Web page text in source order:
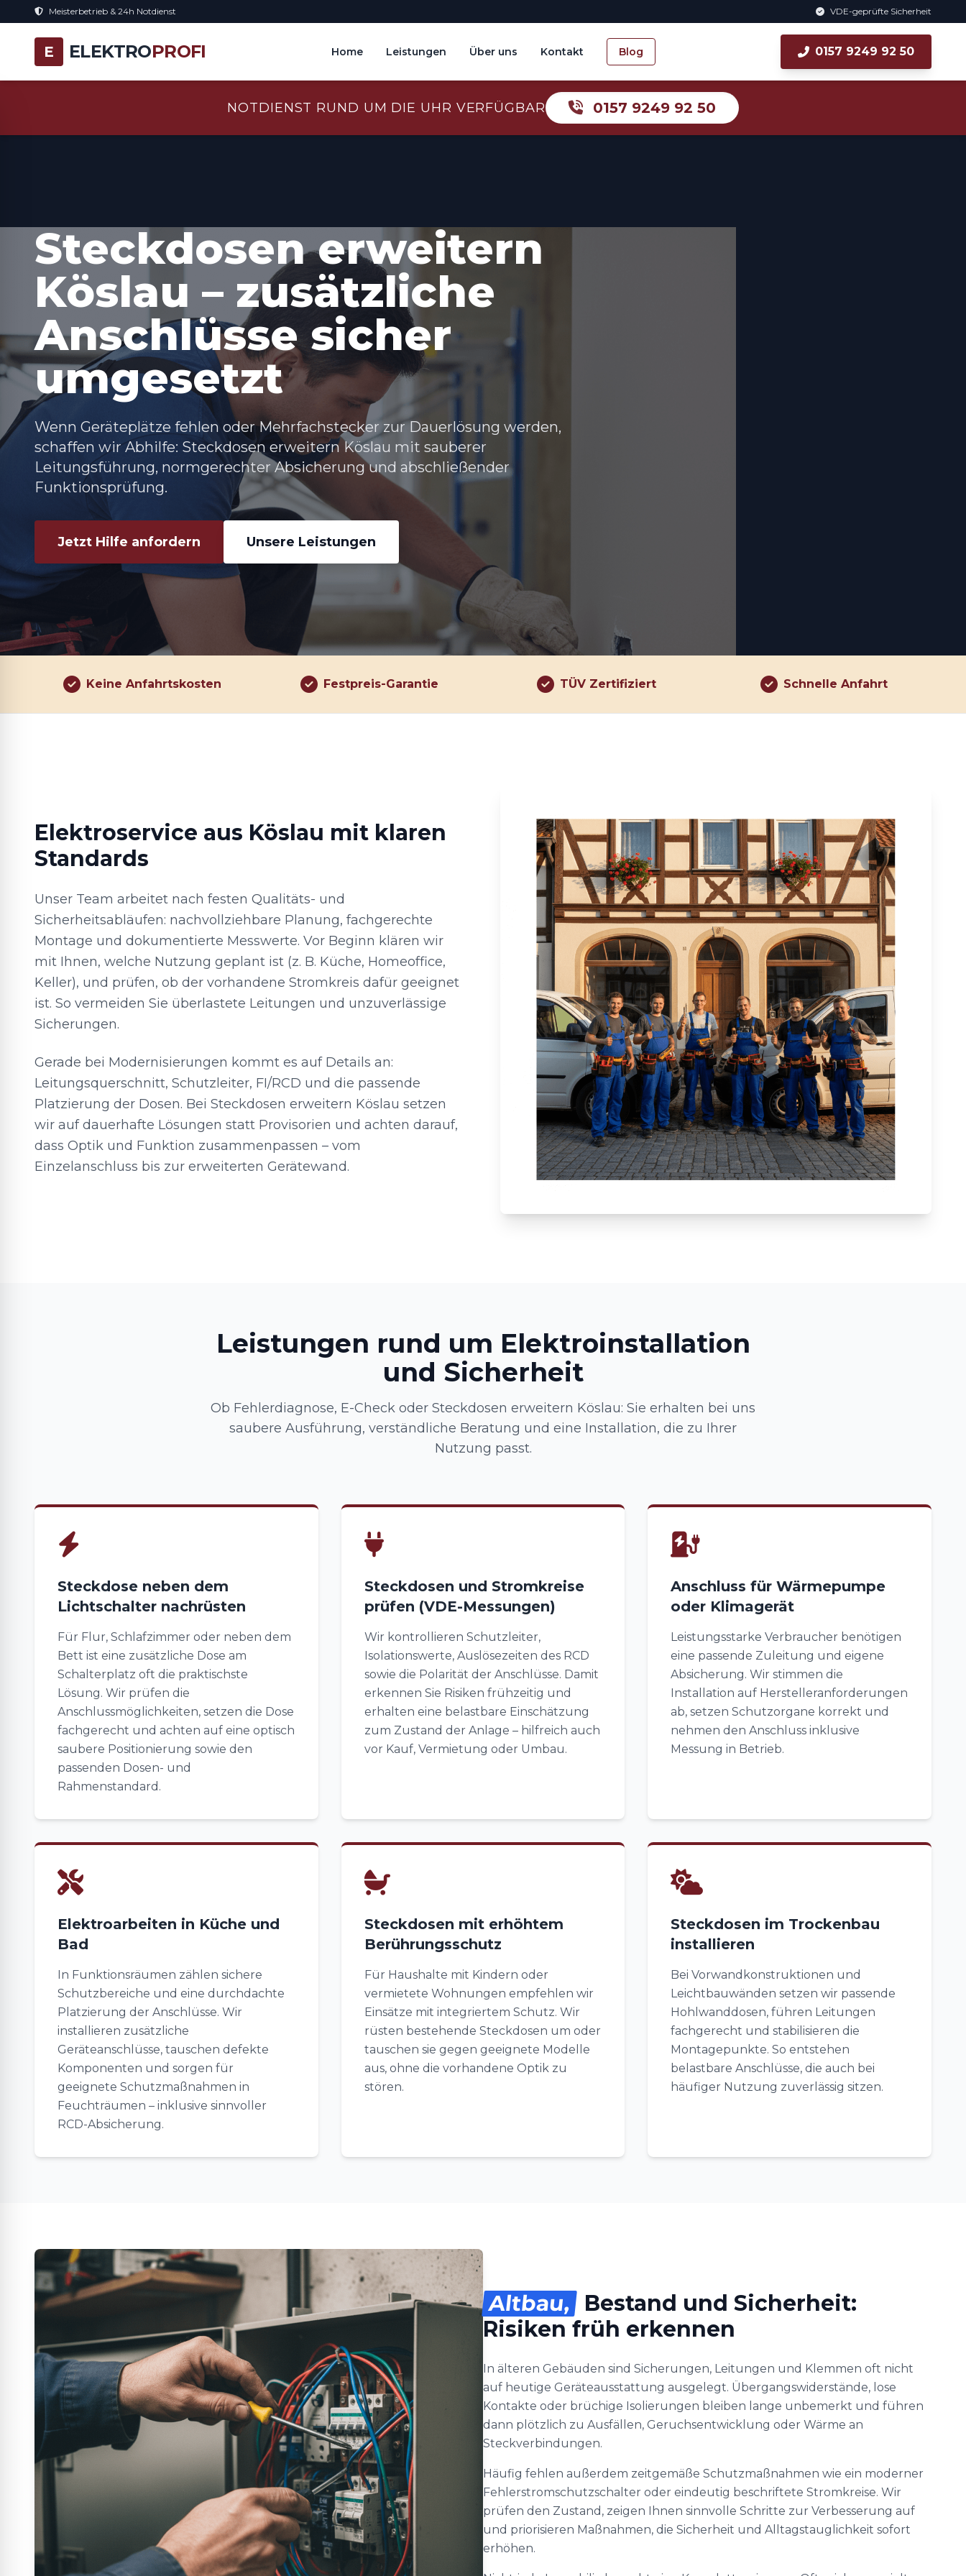
Meisterbetrieb & 24h Notdienst VDE-geprüfte Sicherheit
E ELEKTROPROFI Home Leistungen Über uns Kontakt Blog 0157 9249 92 50
NOTDIENST RUND UM DIE UHR VERFÜGBAR 0157 9249 92 50
Steckdosen erweitern
Köslau – zusätzliche
Anschlüsse sicher
umgesetzt
Wenn Geräteplätze fehlen oder Mehrfachstecker zur Dauerlösung werden,
schaffen wir Abhilfe: Steckdosen erweitern Köslau mit sauberer
Leitungsführung, normgerechter Absicherung und abschließender
Funktionsprüfung.
Jetzt Hilfe anfordern Unsere Leistungen
Keine Anfahrtskosten Festpreis-Garantie TÜV Zertifiziert Schnelle Anfahrt
Elektroservice aus Köslau mit klaren
Standards
Unser Team arbeitet nach festen Qualitäts- und
Sicherheitsabläufen: nachvollziehbare Planung, fachgerechte
Montage und dokumentierte Messwerte. Vor Beginn klären wir
mit Ihnen, welche Nutzung geplant ist (z. B. Küche, Homeoffice,
Keller), und prüfen, ob der vorhandene Stromkreis dafür geeignet
ist. So vermeiden Sie überlastete Leitungen und unzuverlässige
Sicherungen.
Gerade bei Modernisierungen kommt es auf Details an:
Leitungsquerschnitt, Schutzleiter, FI/RCD und die passende
Platzierung der Dosen. Bei Steckdosen erweitern Köslau setzen
wir auf dauerhafte Lösungen statt Provisorien und achten darauf,
dass Optik und Funktion zusammenpassen – vom
Einzelanschluss bis zur erweiterten Gerätewand.
Leistungen rund um Elektroinstallation
und Sicherheit
Ob Fehlerdiagnose, E-Check oder Steckdosen erweitern Köslau: Sie erhalten bei uns
saubere Ausführung, verständliche Beratung und eine Installation, die zu Ihrer
Nutzung passt.
Steckdose neben dem
Lichtschalter nachrüsten
Für Flur, Schlafzimmer oder neben dem
Bett ist eine zusätzliche Dose am
Schalterplatz oft die praktischste
Lösung. Wir prüfen die
Anschlussmöglichkeiten, setzen die Dose
fachgerecht und achten auf eine optisch
saubere Positionierung sowie den
passenden Dosen- und
Rahmenstandard.
Steckdosen und Stromkreise
prüfen (VDE-Messungen)
Wir kontrollieren Schutzleiter,
Isolationswerte, Auslösezeiten des RCD
sowie die Polarität der Anschlüsse. Damit
erkennen Sie Risiken frühzeitig und
erhalten eine belastbare Einschätzung
zum Zustand der Anlage – hilfreich auch
vor Kauf, Vermietung oder Umbau.
Anschluss für Wärmepumpe
oder Klimagerät
Leistungsstarke Verbraucher benötigen
eine passende Zuleitung und eigene
Absicherung. Wir stimmen die
Installation auf Herstelleranforderungen
ab, setzen Schutzorgane korrekt und
nehmen den Anschluss inklusive
Messung in Betrieb.
Elektroarbeiten in Küche und
Bad
In Funktionsräumen zählen sichere
Schutzbereiche und eine durchdachte
Platzierung der Anschlüsse. Wir
installieren zusätzliche
Geräteanschlüsse, tauschen defekte
Komponenten und sorgen für
geeignete Schutzmaßnahmen in
Feuchträumen – inklusive sinnvoller
RCD-Absicherung.
Steckdosen mit erhöhtem
Berührungsschutz
Für Haushalte mit Kindern oder
vermietete Wohnungen empfehlen wir
Einsätze mit integriertem Schutz. Wir
rüsten bestehende Steckdosen um oder
tauschen sie gegen geeignete Modelle
aus, ohne die vorhandene Optik zu
stören.
Steckdosen im Trockenbau
installieren
Bei Vorwandkonstruktionen und
Leichtbauwänden setzen wir passende
Hohlwanddosen, führen Leitungen
fachgerecht und stabilisieren die
Montagepunkte. So entstehen
belastbare Anschlüsse, die auch bei
häufiger Nutzung zuverlässig sitzen.
Altbau,
Bestand und Sicherheit:
Risiken früh erkennen
In älteren Gebäuden sind Sicherungen, Leitungen und Klemmen oft nicht
auf heutige Geräteausstattung ausgelegt. Übergangswiderstände, lose
Kontakte oder brüchige Isolierungen bleiben lange unbemerkt und führen
dann plötzlich zu Ausfällen, Geruchsentwicklung oder Wärme an
Steckverbindungen.
Häufig fehlen außerdem zeitgemäße Schutzmaßnahmen wie ein moderner
Fehlerstromschutzschalter oder eindeutig beschriftete Stromkreise. Wir
prüfen den Zustand, zeigen Ihnen sinnvolle Schritte zur Verbesserung auf
und priorisieren Maßnahmen, die Sicherheit und Alltagstauglichkeit sofort
erhöhen.